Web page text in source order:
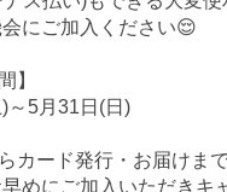
にご加入ください😌
】
～5月31日(日)
カード発行・お届けま
めにご加入いただきキ